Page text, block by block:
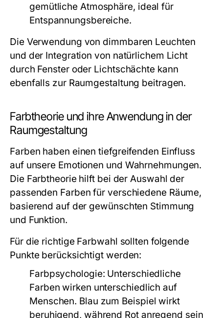
gemütliche Atmosphäre, ideal für
Entspannungsbereiche.
Die Verwendung von dimmbaren Leuchten
und der Integration von natürlichem Licht
durch Fenster oder Lichtschächte kann
ebenfalls zur Raumgestaltung beitragen.
Farbtheorie und ihre Anwendung in der
Raumgestaltung
Farben haben einen tiefgreifenden Einfluss
auf unsere Emotionen und Wahrnehmungen.
Die Farbtheorie hilft bei der Auswahl der
passenden Farben für verschiedene Räume,
basierend auf der gewünschten Stimmung
und Funktion.
Für die richtige Farbwahl sollten folgende
Punkte berücksichtigt werden:
Farbpsychologie: Unterschiedliche
Farben wirken unterschiedlich auf
Menschen. Blau zum Beispiel wirkt
beruhigend, während Rot anregend sein